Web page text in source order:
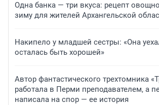
Одна банка — три вкуса: рецепт
зиму для жителей Архангельской
Накипело у младшей сестры: «Она
осталась быть хорошей»
Автор фантастического трехтомника
работала в Перми преподавателем, а
написала на спор — ее история